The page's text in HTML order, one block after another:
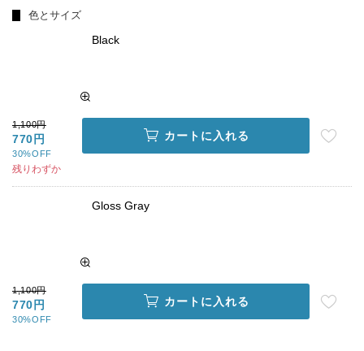
色とサイズ
Black
1,100円
770円
30%OFF
残りわずか
カートに入れる
Gloss Gray
1,100円
770円
30%OFF
カートに入れる